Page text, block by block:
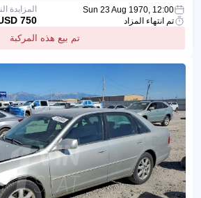
Sun 23 Aug 1970, 12:00
تم انتهاء المزاد
تم بيع هذه المركبة
المزايدة
750 USD